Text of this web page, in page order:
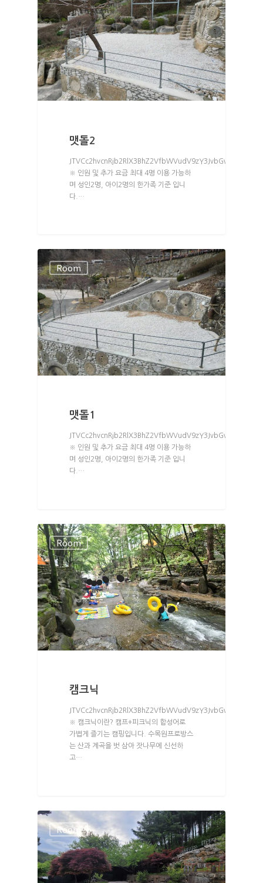
맷돌2
※ 인원 및 추가 요금 최대 4명 이용 가능하
며 성인2명, 아이2명의 한가족 기준 입니
다.…
Room
맷돌1
※ 인원 및 추가 요금 최대 4명 이용 가능하
며 성인2명, 아이2명의 한가족 기준 입니
다.…
Room
캠크닉
※ 캠크닉이란? 캠프+피크닉의 합성어로
가볍게 즐기는 캠핑입니다. 수목원프로방스
는 산과 계곡을 벗 삼아 잣나무에 신선하
고…
Room
인사말
A존 풍경
B존 풍경
사이트
배치도/사이즈
A존
캠크닉